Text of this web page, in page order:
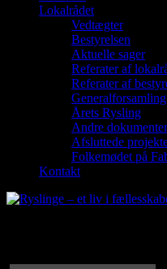
Lokalrådet
Vedtægter
Bestyrelsen
Aktuelle sager
Referater af
Referater af
Generalforsamling
Årets Rysling
Andre dokumenter
Afsluttede
Folkemødet på
Kontakt